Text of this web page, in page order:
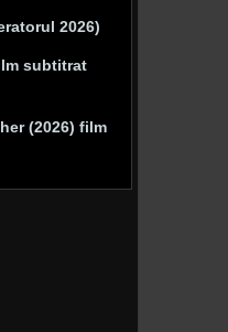
2026)
subtitrat
(2026) film